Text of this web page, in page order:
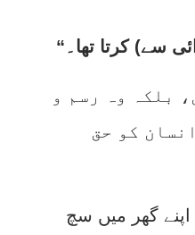
بلکہ وہ رسم و
کو حق
اپنے گھر میں سچ